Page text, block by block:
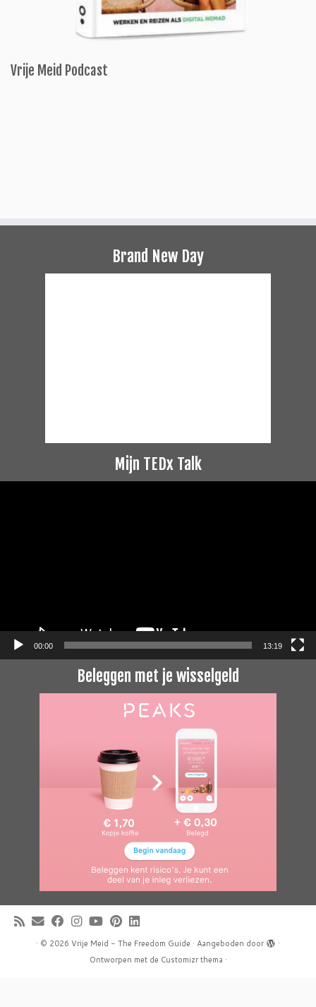
Vrije Meid Podcast
Brand New Day
Mijn TEDx Talk
00:00 13:19
Beleggen met je wisselgeld
· © 2026 Vrije Meid - The Freedom Guide · Aangeboden door
·
Ontworpen met de Customizr thema ·